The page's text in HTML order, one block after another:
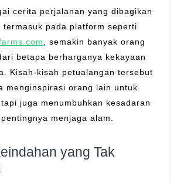
cerita perjalanan yang dibagikan
pada platform seperti
, semakin banyak orang
betapa berharganya kekayaan
Kisah-kisah petualangan tersebut
menginspirasi orang lain untuk
juga menumbuhkan kesadaran
menjaga alam.
yang Tak